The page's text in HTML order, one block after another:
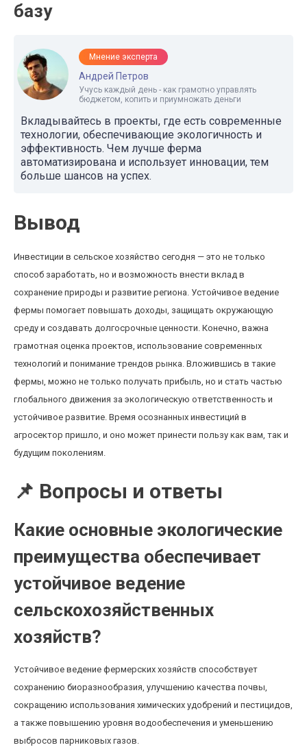
базу
Мнение эксперта
Андрей Петров
Учусь каждый день - как грамотно управлять
бюджетом, копить и приумножать деньги
Вкладывайтесь в проекты, где есть современные
технологии, обеспечивающие экологичность и
эффективность. Чем лучше ферма
автоматизирована и использует инновации, тем
больше шансов на успех.
Вывод
Инвестиции в сельское хозяйство сегодня — это не только
способ заработать, но и возможность внести вклад в
сохранение природы и развитие региона. Устойчивое ведение
фермы помогает повышать доходы, защищать окружающую
среду и создавать долгосрочные ценности. Конечно, важна
грамотная оценка проектов, использование современных
технологий и понимание трендов рынка. Вложившись в такие
фермы, можно не только получать прибыль, но и стать частью
глобального движения за экологическую ответственность и
устойчивое развитие. Время осознанных инвестиций в
агросектор пришло, и оно может принести пользу как вам, так и
будущим поколениям.
📌 Вопросы и ответы
Какие основные экологические
преимущества обеспечивает
устойчивое ведение
сельскохозяйственных
хозяйств?
Устойчивое ведение фермерских хозяйств способствует
сохранению биоразнообразия, улучшению качества почвы,
сокращению использования химических удобрений и пестицидов,
а также повышению уровня водообеспечения и уменьшению
выбросов парниковых газов.